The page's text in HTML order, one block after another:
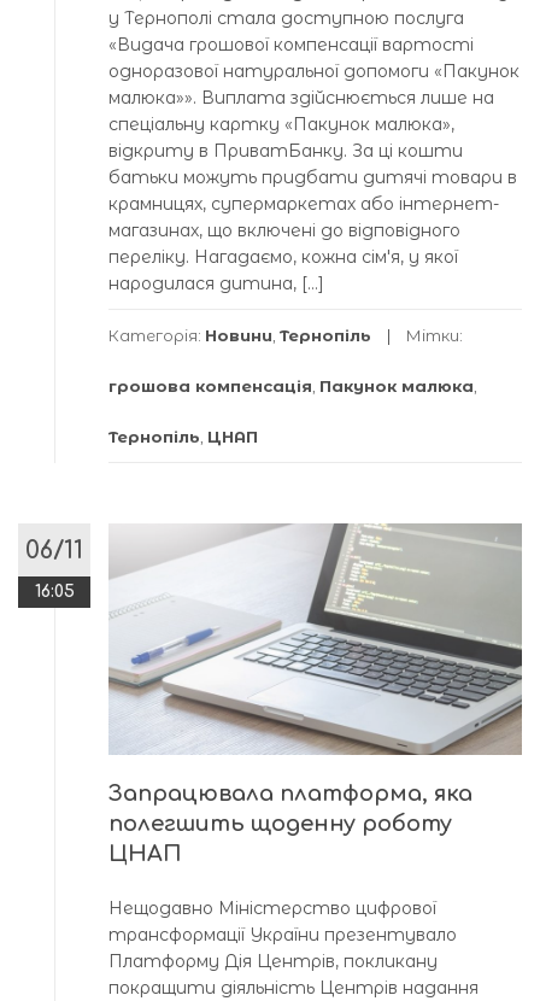
у Тернополі стала доступною послуга
«Видача грошової компенсації вартості
одноразової натуральної допомоги «Пакунок
малюка»». Виплата здійснюється лише на
спеціальну картку «Пакунок малюка»,
відкриту в ПриватБанку. За ці кошти
батьки можуть придбати дитячі товари в
крамницях, супермаркетах або інтернет-
магазинах, що включені до відповідного
переліку. Нагадаємо, кожна сімʼя, у якої
народилася дитина, […]
Категорія: Новини, Тернопіль Мітки:
грошова компенсація, Пакунок малюка,
Тернопіль, ЦНАП
06/11
16:05
Запрацювала платформа, яка
полегшить щоденну роботу
ЦНАП
Нещодавно Міністерство цифрової
трансформації України презентувало
Платформу Дія Центрів, покликану
покращити діяльність Центрів надання